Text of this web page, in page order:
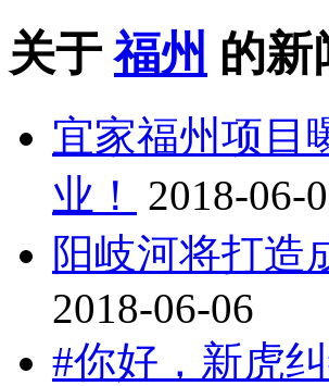
关于 福州 的新
宜家福州项目
业！
2018-06-
阳岐河将打造
2018-06-06
#你好，新虎